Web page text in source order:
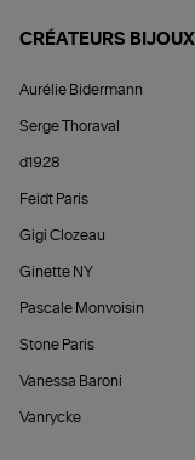
CRÉATEURS BIJOUX
Aurélie Bidermann
Serge Thoraval
d1928
Feidt Paris
Gigi Clozeau
Ginette NY
Pascale Monvoisin
Stone Paris
Vanessa Baroni
Vanrycke